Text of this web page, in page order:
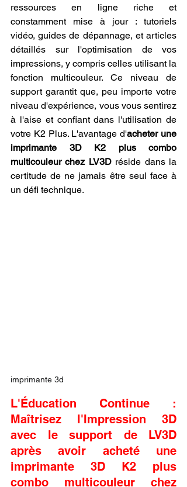
ressources en ligne riche et
constamment mise à jour : tutoriels
vidéo, guides de dépannage, et articles
détaillés sur l'optimisation de vos
impressions, y compris celles utilisant la
fonction multicouleur. Ce niveau de
support garantit que, peu importe votre
niveau d'expérience, vous vous sentirez
à l'aise et confiant dans l'utilisation de
votre K2 Plus. L'avantage d'acheter une
imprimante 3D K2 plus combo
multicouleur chez LV3D réside dans la
certitude de ne jamais être seul face à
un défi technique.
imprimante 3d
L'Éducation Continue :
Maîtrisez l'Impression 3D
avec le support de LV3D
après avoir acheté une
imprimante 3D K2 plus
combo multicouleur chez